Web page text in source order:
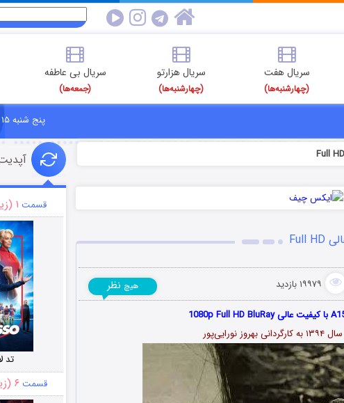
سریال هفت
(چهارشنبه‌ها)
سریال هزارتو
(چهارشنبه‌ها)
سریال بی عاطفه
(جمعه‌ها)
پنج شنبه ۱۵ مرداد ۱۴۰۵
۱۹۹۷۹ بازدید هیچ نظر
قسمت ۱ (زیرنویس)
تد
قسمت ۶ (زیرنویس)